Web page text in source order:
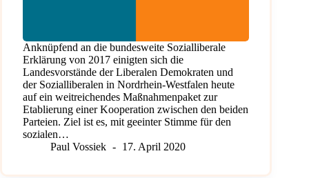
Anknüpfend an die bundesweite Sozialliberale
Erklärung von 2017 einigten sich die
Landesvorstände der Liberalen Demokraten und
der Sozialliberalen in Nordrhein-Westfalen heute
auf ein weitreichendes Maßnahmenpaket zur
Etablierung einer Kooperation zwischen den beiden
Parteien. Ziel ist es, mit geeinter Stimme für den
sozialen…
Paul Vossiek
17. April 2020